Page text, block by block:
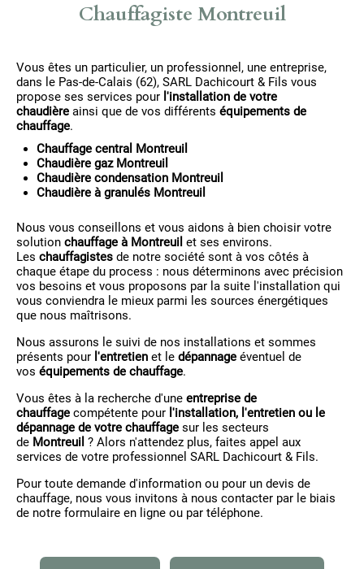
Chauffagiste Montreuil
Vous êtes un particulier, un professionnel, une entreprise,
dans le Pas-de-Calais (62), SARL Dachicourt & Fils vous
propose ses services pour l'installation de votre
chaudière ainsi que de vos différents équipements de
chauffage.
Chauffage central Montreuil
Chaudière gaz Montreuil
Chaudière condensation Montreuil
Chaudière à granulés Montreuil
Nous vous conseillons et vous aidons à bien choisir votre
solution chauffage à Montreuil et ses environs.
Les chauffagistes de notre société sont à vos côtés à
chaque étape du process : nous déterminons avec précision
vos besoins et vous proposons par la suite l'installation qui
vous conviendra le mieux parmi les sources énergétiques
que nous maîtrisons.
Nous assurons le suivi de nos installations et sommes
présents pour l'entretien et le dépannage éventuel de
vos équipements de chauffage.
Vous êtes à la recherche d'une entreprise de
chauffage compétente pour l'installation, l'entretien ou le
dépannage de votre chauffage sur les secteurs
de Montreuil ? Alors n'attendez plus, faites appel aux
services de votre professionnel SARL Dachicourt & Fils.
Pour toute demande d'information ou pour un devis de
chauffage, nous vous invitons à nous contacter par le biais
de notre formulaire en ligne ou par téléphone.